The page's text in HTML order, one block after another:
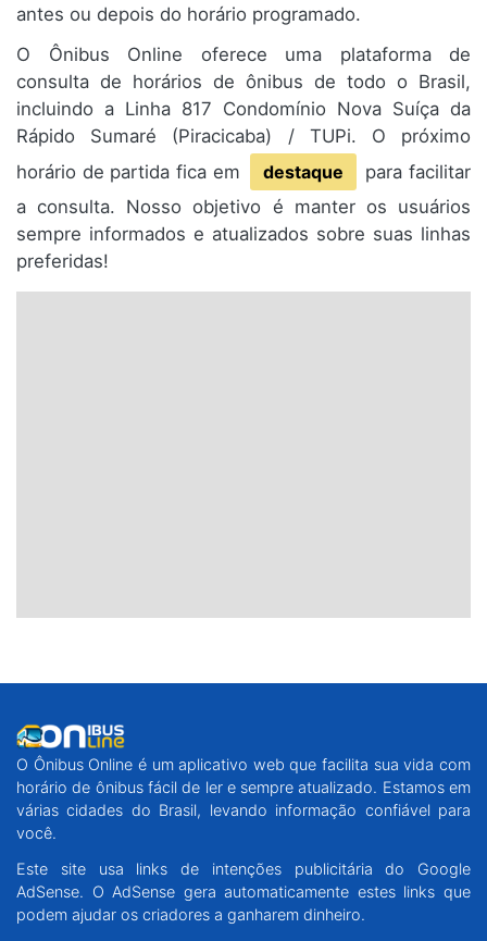
antes ou depois do horário programado.
O Ônibus Online oferece uma plataforma de
consulta de horários de ônibus de todo o Brasil,
incluindo a Linha 817 Condomínio Nova Suíça da
Rápido Sumaré (Piracicaba) / TUPi. O próximo
horário de partida fica em
destaque
para facilitar
a consulta. Nosso objetivo é manter os usuários
sempre informados e atualizados sobre suas linhas
preferidas!
O Ônibus Online é um aplicativo web que facilita sua vida com
horário de ônibus fácil de ler e sempre atualizado. Estamos em
várias cidades do Brasil, levando informação confiável para
você.
Este site usa links de intenções publicitária do Google
AdSense. O AdSense gera automaticamente estes links que
podem ajudar os criadores a ganharem dinheiro.